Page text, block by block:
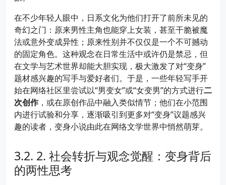
在不少年轻人眼中，日系文化为他们打开了前所未见的
奇幻之门：原来男性主角也能穿上女装，甚至干脆被魔
法或意外变成异性；原来性别并不仅仅是一个不可撼动
的固定角色。这种观念在日常生活中或许仍是禁忌，但
在文学与艺术世界却能大胆实现，极大激发了对“变身”
题材感兴趣的写手与爱好者们。于是，一些年轻写手开
始在网络社区里尝试以“男变女”或“女变男”的方式进行二
次创作，或在原创作品中融入类似情节；他们在小范围
内进行试验和分享，逐渐吸引到更多对“变身”议题感兴
趣的读者，变身小说由此在网络文学世界中悄然萌芽。
2. 社会转折与观念觉醒：变身背后
的两性思考